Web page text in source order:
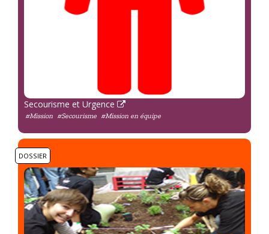
Secourisme et Urgence
#Mission #Secourisme #Mission en équipe
DOSSIER